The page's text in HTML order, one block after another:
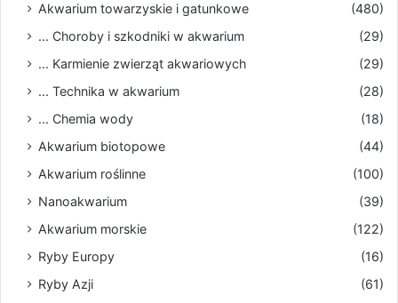
Akwarium towarzyskie i gatunkowe
(480)
... Choroby i szkodniki w akwarium
(29)
... Karmienie zwierząt akwariowych
(29)
... Technika w akwarium
(28)
... Chemia wody
(18)
Akwarium biotopowe
(44)
Akwarium roślinne
(100)
Nanoakwarium
(39)
Akwarium morskie
(122)
Ryby Europy
(16)
Ryby Azji
(61)